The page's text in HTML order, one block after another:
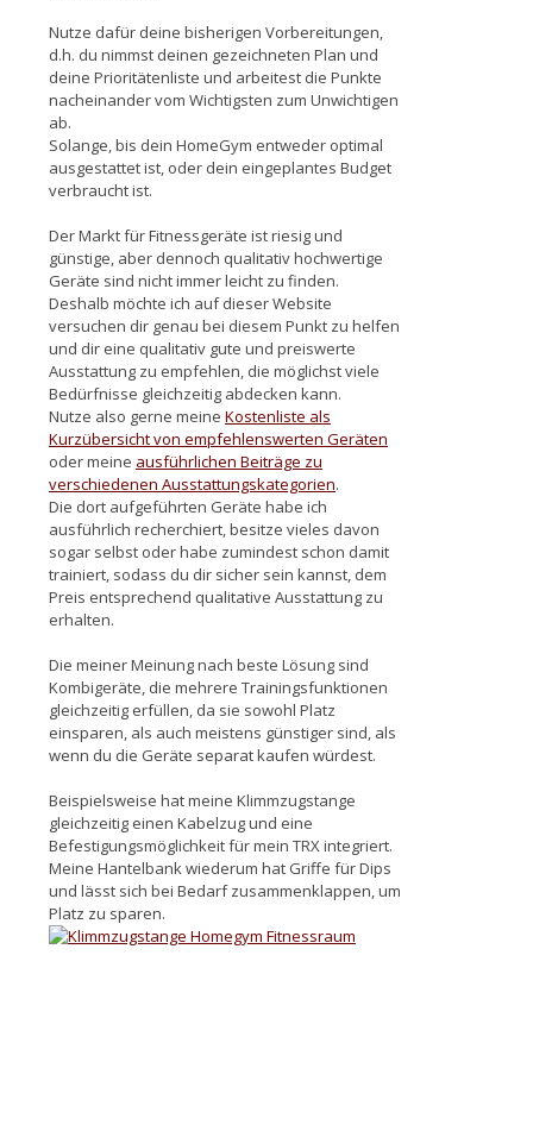
Nutze dafür deine bisherigen Vorbereitungen,
d.h. du nimmst deinen gezeichneten Plan und
deine Prioritätenliste und arbeitest die Punkte
nacheinander vom Wichtigsten zum Unwichtigen
ab.
Solange, bis dein HomeGym entweder optimal
ausgestattet ist, oder dein eingeplantes Budget
verbraucht ist.
Der Markt für Fitnessgeräte ist riesig und
günstige, aber dennoch qualitativ hochwertige
Geräte sind nicht immer leicht zu finden.
Deshalb möchte ich auf dieser Website
versuchen dir genau bei diesem Punkt zu helfen
und dir eine qualitativ gute und preiswerte
Ausstattung zu empfehlen, die möglichst viele
Bedürfnisse gleichzeitig abdecken kann.
Nutze also gerne meine Kostenliste als
Kurzübersicht von empfehlenswerten Geräten
oder meine ausführlichen Beiträge zu
verschiedenen Ausstattungskategorien.
Die dort aufgeführten Geräte habe ich
ausführlich recherchiert, besitze vieles davon
sogar selbst oder habe zumindest schon damit
trainiert, sodass du dir sicher sein kannst, dem
Preis entsprechend qualitative Ausstattung zu
erhalten.
Die meiner Meinung nach beste Lösung sind
Kombigeräte, die mehrere Trainingsfunktionen
gleichzeitig erfüllen, da sie sowohl Platz
einsparen, als auch meistens günstiger sind, als
wenn du die Geräte separat kaufen würdest.
Beispielsweise hat meine Klimmzugstange
gleichzeitig einen Kabelzug und eine
Befestigungsmöglichkeit für mein TRX integriert.
Meine Hantelbank wiederum hat Griffe für Dips
und lässt sich bei Bedarf zusammenklappen, um
Platz zu sparen.